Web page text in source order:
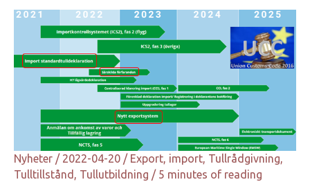
Nyheter / 2022-04-20 / Export, import, Tullrådgivning,
Tulltillstånd , Tullutbildning / 5 minutes of reading